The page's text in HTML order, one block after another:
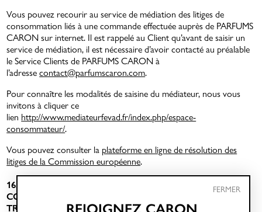
Vous pouvez recourir au service de médiation des litiges de
consommation liés à une commande effectuée auprès de PARFUMS
CARON sur internet. Il est rappelé au Client qu’avant de saisir un
service de médiation, il est nécessaire d’avoir contacté au préalable
le Service Clients de PARFUMS CARON à
l’adressecontact@parfumscaron.com.
Pour connaître les modalités de saisine du médiateur, nous vous
invitons à cliquer ce
lien http://www.mediateurfevad.fr/index.php/espace-
consommateur/.
Vous pouvez consulter la plateforme en ligne de résolution des
litiges de la Commission européenne.
16.QUELLE EST LA LOI APPLICABLE À NOS
CONDITIONS GÉNÉRALES DE VENTE ? QUEL EST LE
TRIBUNAL COMPÉTENT ?
FERMER